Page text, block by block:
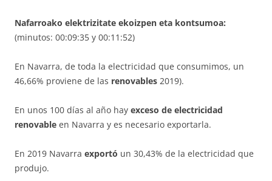
Nafarroako elektrizitate ekoizpen eta kontsumoa:
(minutos: 00:09:35 y 00:11:52)
En Navarra, de toda la electricidad que consumimos, un
46,66% proviene de las renovables 2019).
En unos 100 días al año hay exceso de electricidad
renovable en Navarra y es necesario exportarla.
En 2019 Navarra exportó un 30,43% de la electricidad que
produjo.